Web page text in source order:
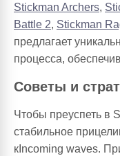
Stickman Archers,
Battle 2, Stickman
предлагает
процесса,
Советы и
Чтобы преуспеть в
стабильное
кIncoming waves.